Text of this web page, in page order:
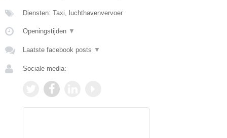
Diensten: Taxi, luchthavenvervoer
Openingstijden ▼
Laatste facebook posts ▼
Sociale media: